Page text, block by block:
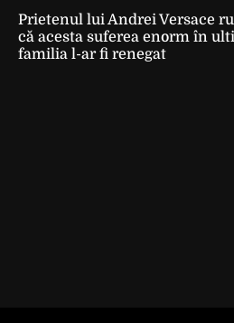
Prietenul lui Andrei Versace
că acesta suferea enorm în
familia l-ar fi renegat